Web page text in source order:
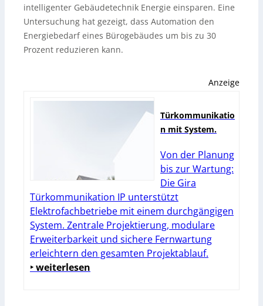
intelligenter Gebäudetechnik Energie einsparen. Eine
Untersuchung hat gezeigt, dass Automation den
Energiebedarf eines Bürogebäudes um bis zu 30
Prozent reduzieren kann.
Anzeige
Türkommunikatio
n mit System.
Von der Planung
bis zur Wartung:
Die Gira
Türkommunikation IP unterstützt
Elektrofachbetriebe mit einem durchgängigen
System. Zentrale Projektierung, modulare
Erweiterbarkeit und sichere Fernwartung
erleichtern den gesamten Projektablauf.
‣ weiterlesen